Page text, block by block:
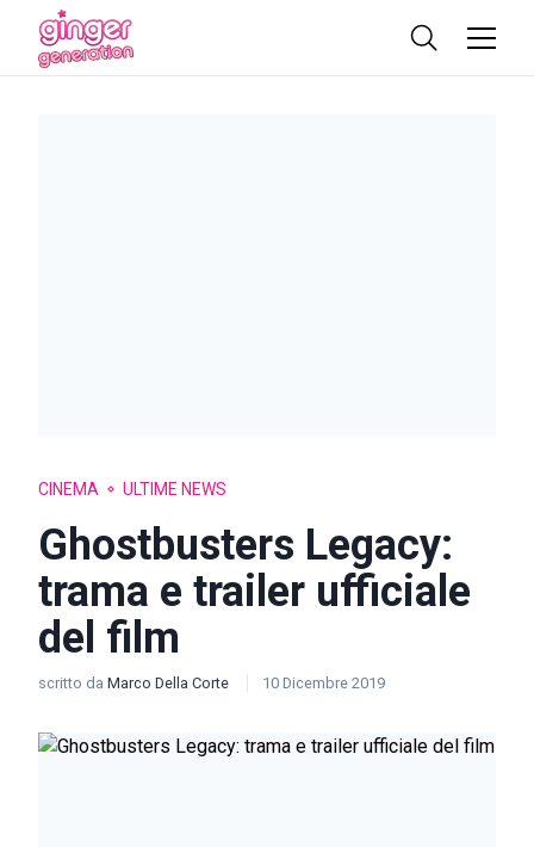
CINEMA ULTIME NEWS
Ghostbusters Legacy:
trama e trailer ufficiale
del film
scritto da Marco Della Corte 10 Dicembre 2019